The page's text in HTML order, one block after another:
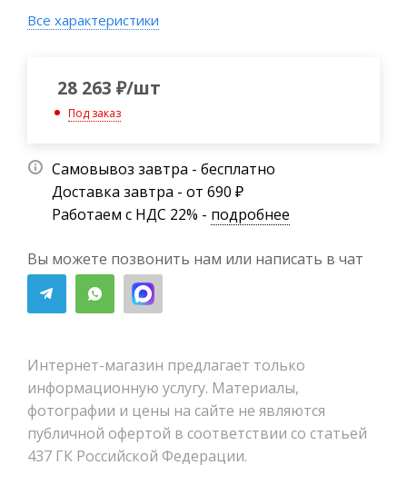
Все характеристики
28 263 ₽/шт
Под заказ
Самовывоз завтра - бесплатно
Доставка завтра - от 690 ₽
Работаем с НДС 22% - подробнее
Вы можете позвонить нам или написать в чат
Интернет-магазин предлагает только
информационную услугу. Материалы,
фотографии и цены на сайте не являются
публичной офертой в соответствии со статьей
437 ГК Российской Федерации.